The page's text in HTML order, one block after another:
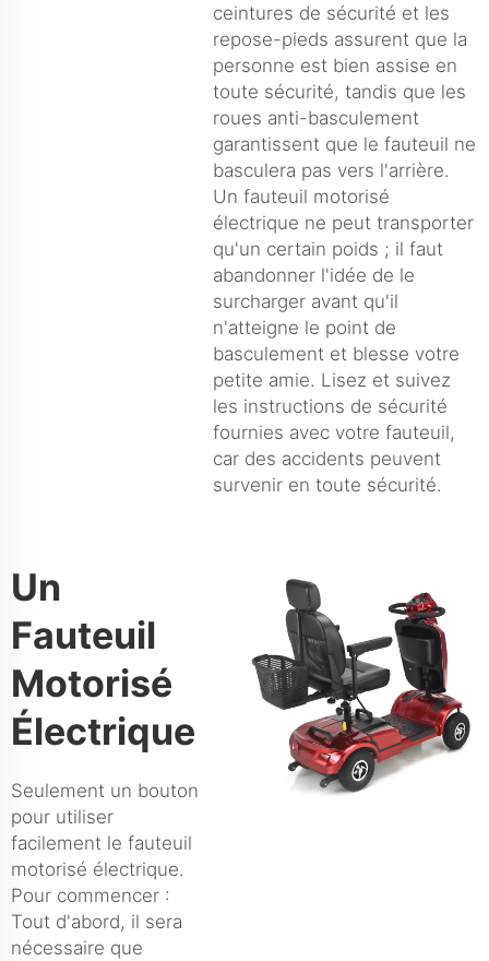
ceintures de sécurité et les
repose-pieds assurent que la
personne est bien assise en
toute sécurité, tandis que les
roues anti-basculement
garantissent que le fauteuil ne
basculera pas vers l'arrière.
Un fauteuil motorisé
électrique ne peut transporter
qu'un certain poids ; il faut
abandonner l'idée de le
surcharger avant qu'il
n'atteigne le point de
basculement et blesse votre
petite amie. Lisez et suivez
les instructions de sécurité
fournies avec votre fauteuil,
car des accidents peuvent
survenir en toute sécurité.
Un
Fauteuil
Motorisé
Électrique
Seulement un bouton
pour utiliser
facilement le fauteuil
motorisé électrique.
Pour commencer :
Tout d'abord, il sera
nécessaire que